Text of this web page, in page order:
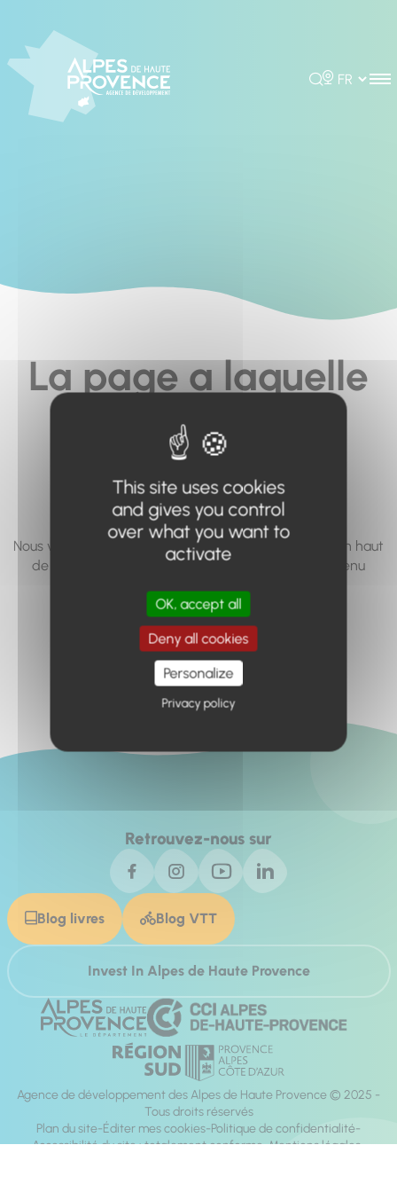
Rechercher
Choisir la
La page a laquelle
vous cherchez à
accéder n'existe
pas... ou plus.
Nous vous invitons à utiliser le moteur de recherche en haut
de page, ou à utiliser le menu pour trouver le contenu
Retour à l'accueil
Retrouvez-nous sur
Blog livres Blog VTT
Invest In Alpes de Haute Provence
Agence de développement des Alpes de Haute Provence © 2025 -
Tous droits réservés
Plan du site Éditer mes cookies Politique de confidentialité
Accessibilité du site : totalement conforme Mentions légales
This site uses cookies
and gives you control
over what you want to
activate
OK, accept all
Deny all cookies
Personalize
Privacy policy